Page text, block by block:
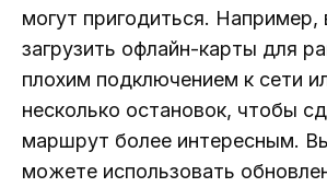
могут пригодиться.
загрузить офлайн-карты для
плохим подключением к сети
несколько остановок, чтобы
маршрут более интересным.
можете использовать